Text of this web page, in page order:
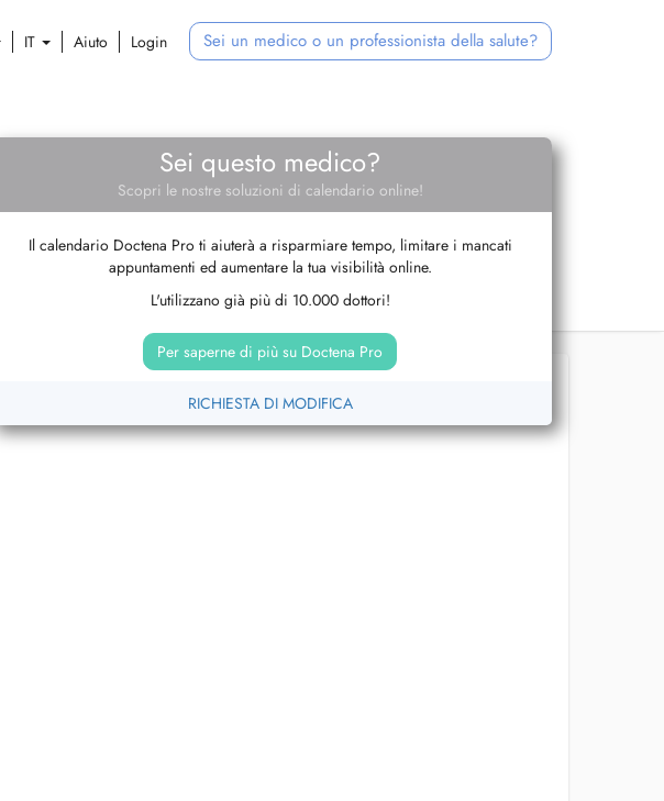
IT Aiuto Login Sei un medico o un professionista della salute?
Sei questo medico?
Scopri le nostre soluzioni di calendario online!
Il calendario Doctena Pro ti aiuterà a risparmiare tempo, limitare i mancati
appuntamenti ed aumentare la tua visibilità online.
L'utilizzano già più di 10.000 dottori!
Per saperne di più su Doctena Pro
RICHIESTA DI MODIFICA